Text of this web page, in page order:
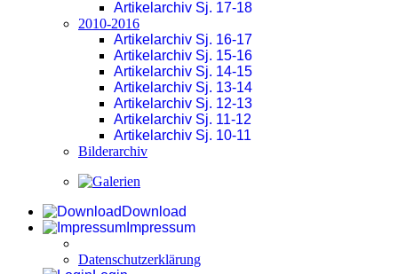
Artikelarchiv Sj. 17-18
2010-2016
Artikelarchiv Sj. 16-17
Artikelarchiv Sj. 15-16
Artikelarchiv Sj. 14-15
Artikelarchiv Sj. 13-14
Artikelarchiv Sj. 12-13
Artikelarchiv Sj. 11-12
Artikelarchiv Sj. 10-11
Bilderarchiv
Download
Impressum
Datenschutzerklärung